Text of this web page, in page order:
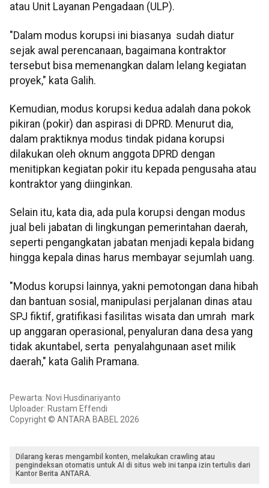
atau Unit Layanan Pengadaan (ULP).
"Dalam modus korupsi ini biasanya sudah diatur
sejak awal perencanaan, bagaimana kontraktor
tersebut bisa memenangkan dalam lelang kegiatan
proyek," kata Galih.
Kemudian, modus korupsi kedua adalah dana pokok
pikiran (pokir) dan aspirasi di DPRD. Menurut dia,
dalam praktiknya modus tindak pidana korupsi
dilakukan oleh oknum anggota DPRD dengan
menitipkan kegiatan pokir itu kepada pengusaha atau
kontraktor yang diinginkan.
Selain itu, kata dia, ada pula korupsi dengan modus
jual beli jabatan di lingkungan pemerintahan daerah,
seperti pengangkatan jabatan menjadi kepala bidang
hingga kepala dinas harus membayar sejumlah uang.
"Modus korupsi lainnya, yakni pemotongan dana hibah
dan bantuan sosial, manipulasi perjalanan dinas atau
SPJ fiktif, gratifikasi fasilitas wisata dan umrah mark
up anggaran operasional, penyaluran dana desa yang
tidak akuntabel, serta penyalahgunaan aset milik
daerah," kata Galih Pramana.
Pewarta: Novi Husdinariyanto
Uploader: Rustam Effendi
Copyright © ANTARA BABEL 2026
Dilarang keras mengambil konten, melakukan crawling atau
pengindeksan otomatis untuk AI di situs web ini tanpa izin tertulis dari
Kantor Berita ANTARA.